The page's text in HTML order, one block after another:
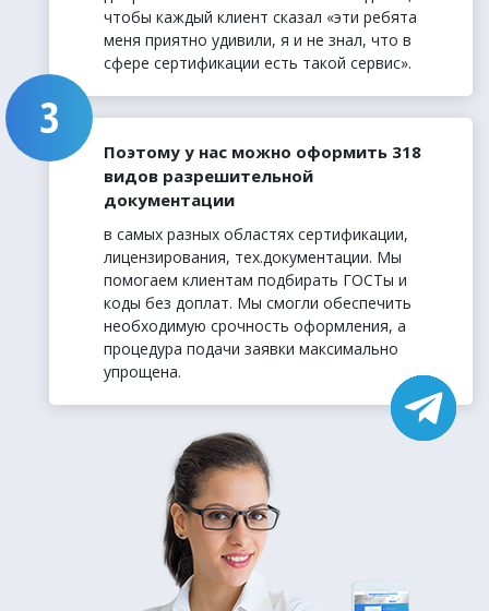
чтобы каждый клиент сказал «эти ребята
меня приятно удивили, я и не знал, что в
сфере сертификации есть такой сервис».
Поэтому у нас можно оформить 318
видов разрешительной
документации
в самых разных областях сертификации,
лицензирования, тех.документации. Мы
помогаем клиентам подбирать ГОСТы и
коды без доплат. Мы смогли обеспечить
необходимую срочность оформления, а
процедура подачи заявки максимально
упрощена.